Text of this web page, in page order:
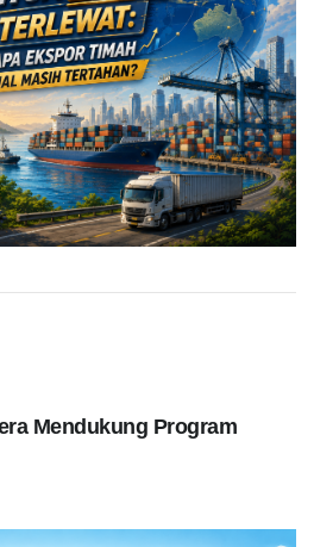
Mendukung Program